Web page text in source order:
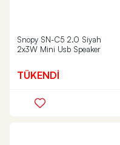
Snopy SN-C5 2.0 Siyah
2x3W Mini Usb Speaker
TÜKENDİ